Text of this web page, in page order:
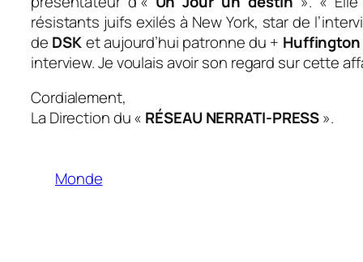
résistants juifs exilés à New York, star de
de DSKet aujourd’hui patronne du +
interview. Je voulais avoir son regard sur cette
Cordialement,
La Direction du « RÉSEAU NERRATI-PRESS».
Monde